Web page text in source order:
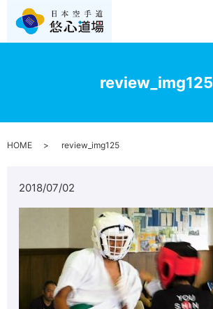
review_img125
HOME review_img125
2018/07/02